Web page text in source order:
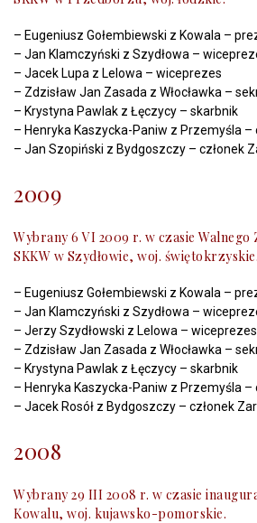
– Eugeniusz Gołembiewski z Kowala –
– Jan Klamczyński z Szydłowa –
– Jacek Lupa z Lelowa – wiceprezes
– Zdzisław Jan Zasada z Włocławka –
– Krystyna Pawlak z Łęczycy – skarbnik
– Henryka Kaszycka-Paniw z Przemyśla –
– Jan Szopiński z Bydgoszczy – członek
2009
Wybrany 6 VI 2009 r. w czasie Walnego
SKKW w Szydłowie, woj. świętokrzyskie.
– Eugeniusz Gołembiewski z Kowala –
– Jan Klamczyński z Szydłowa –
– Jerzy Szydłowski z Lelowa – wiceprezes
– Zdzisław Jan Zasada z Włocławka –
– Krystyna Pawlak z Łęczycy – skarbnik
– Henryka Kaszycka-Paniw z Przemyśla –
– Jacek Rosół z Bydgoszczy – członek
2008
Wybrany 29 III 2008 r. w czasie
Kowalu, woj. kujawsko-pomorskie.